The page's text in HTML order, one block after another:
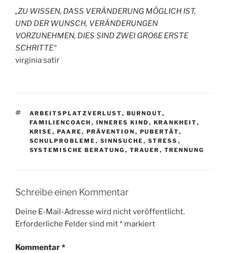
„ZU WISSEN, DASS VERÄNDERUNG MÖGLICH IST,
UND DER WUNSCH, VERÄNDERUNGEN
VORZUNEHMEN, DIES SIND ZWEI GROßE ERSTE
SCHRITTE“
virginia satir
SCHLAGWÖRTER
ARBEITSPLATZVERLUST, BURNOUT,
FAMILIENCOACH , INNERES KIND , KRANKHEIT,
KRISE , PAARE , PRÄVENTION , PUBERTÄT,
SCHULPROBLEME , SINNSUCHE , STRESS ,
SYSTEMISCHE BERATUNG , TRAUER , TRENNUNG
Schreibe einen Kommentar
Deine E-Mail-Adresse wird nicht veröffentlicht.
Erforderliche Felder sind mit* markiert
Kommentar*